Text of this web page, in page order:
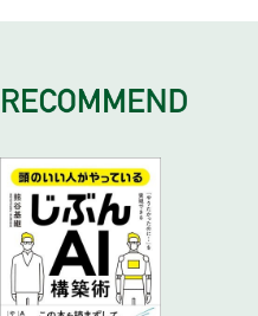
Step3 エージェント間の関
【メソッド】システムダイナ
Step4 課題を再生産する「ア
【思考法】アーキタイプ思考
【メソッド】ボトルネック、
【マインドセット】鷹の目で
この章の学びのポイント（ま
Step6 問いに答える新たな
能）をデザインする
【メソッド】フィーチャーデ
【マインドセット】統合する
Step8 変化をムーブメント
【思考法】ムーブメント
【メソッド】ムーブメントデ
この章の学びのポイント（ま
この章の学びのポイント（ま
Case5 「ダイヤル911のリ